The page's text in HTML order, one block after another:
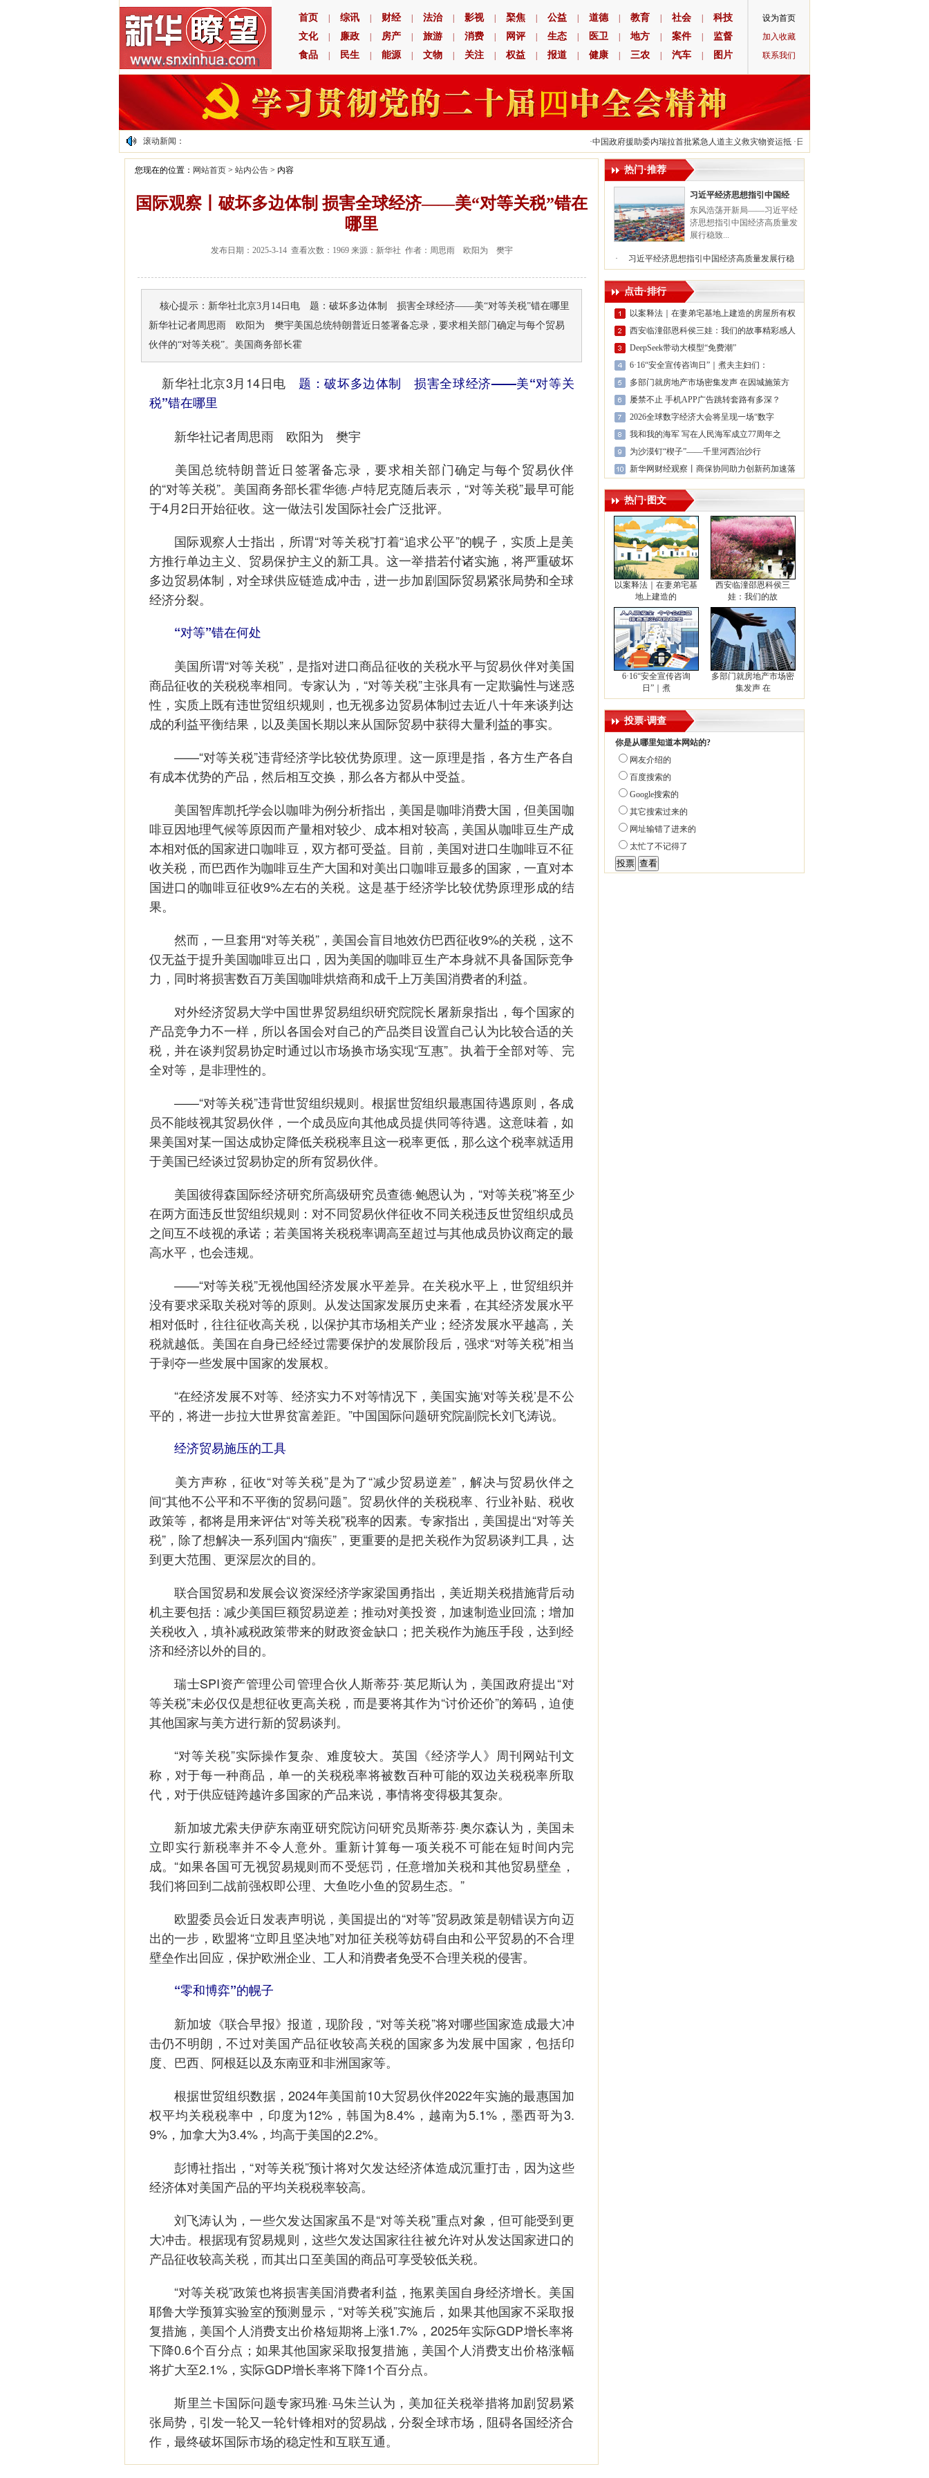
首页 综讯 财经 法治 影视 棸焦 公益 道德 教育 社会
科技
文化
廉政 房产 旅游 消费 网评 生态 医卫 地方 案件
监督
食品
民生 能源 文物 关注 权益 报道 健康 三农 汽车 图片
设为首页
加入收藏
联系我们
滚动新闻： 中国政府援助委内瑞拉首批紧急人道主义救灾物资运抵·日本启动第21次核污染水排海 预计排放量约
您现在的位置： 网站首页 > 站内公告 > 内容
国际观察丨破坏多边体制 损害全球经济——美“对等关税”错在
哪里
发布日期：2025-3-14 查看次数：1969 来源：新华社 作者：周思雨 欧阳为 樊宇
核心提示：新华社北京3月14日电 题：破坏多边体制 损害全球经济——美“对等关税”错在哪里
新华社记者周思雨 欧阳为 樊宇美国总统特朗普近日签署备忘录，要求相关部门确定与每个贸易
伙伴的“对等关税”。美国商务部长霍
新华社北京3月14日电 题：破坏多边体制 损害全球经济——美“对等关
税”错在哪里
新华社记者周思雨 欧阳为 樊宇
美国总统特朗普近日签署备忘录，要求相关部门确定与每个贸易伙伴
的“对等关税”。美国商务部长霍华德·卢特尼克随后表示，“对等关税”最早可能
于4月2日开始征收。这一做法引发国际社会广泛批评。
国际观察人士指出，所谓“对等关税”打着“追求公平”的幌子，实质上是美
方推行单边主义、贸易保护主义的新工具。这一举措若付诸实施，将严重破坏
多边贸易体制，对全球供应链造成冲击，进一步加剧国际贸易紧张局势和全球
经济分裂。
“对等”错在何处
美国所谓“对等关税”，是指对进口商品征收的关税水平与贸易伙伴对美国
商品征收的关税税率相同。专家认为，“对等关税”主张具有一定欺骗性与迷惑
性，实质上既有违世贸组织规则，也无视多边贸易体制过去近八十年来谈判达
成的利益平衡结果，以及美国长期以来从国际贸易中获得大量利益的事实。
——“对等关税”违背经济学比较优势原理。这一原理是指，各方生产各自
有成本优势的产品，然后相互交换，那么各方都从中受益。
美国智库凯托学会以咖啡为例分析指出，美国是咖啡消费大国，但美国咖
啡豆因地理气候等原因而产量相对较少、成本相对较高，美国从咖啡豆生产成
本相对低的国家进口咖啡豆，双方都可受益。目前，美国对进口生咖啡豆不征
收关税，而巴西作为咖啡豆生产大国和对美出口咖啡豆最多的国家，一直对本
国进口的咖啡豆征收9%左右的关税。这是基于经济学比较优势原理形成的结
果。
然而，一旦套用“对等关税”，美国会盲目地效仿巴西征收9%的关税，这不
仅无益于提升美国咖啡豆出口，因为美国的咖啡豆生产本身就不具备国际竞争
力，同时将损害数百万美国咖啡烘焙商和成千上万美国消费者的利益。
对外经济贸易大学中国世界贸易组织研究院院长屠新泉指出，每个国家的
产品竞争力不一样，所以各国会对自己的产品类目设置自己认为比较合适的关
税，并在谈判贸易协定时通过以市场换市场实现“互惠”。执着于全部对等、完
全对等，是非理性的。
——“对等关税”违背世贸组织规则。根据世贸组织最惠国待遇原则，各成
员不能歧视其贸易伙伴，一个成员应向其他成员提供同等待遇。这意味着，如
果美国对某一国达成协定降低关税税率且这一税率更低，那么这个税率就适用
于美国已经谈过贸易协定的所有贸易伙伴。
美国彼得森国际经济研究所高级研究员查德·鲍恩认为，“对等关税”将至少
在两方面违反世贸组织规则：对不同贸易伙伴征收不同关税违反世贸组织成员
之间互不歧视的承诺；若美国将关税税率调高至超过与其他成员协议商定的最
高水平，也会违规。
——“对等关税”无视他国经济发展水平差异。在关税水平上，世贸组织并
没有要求采取关税对等的原则。从发达国家发展历史来看，在其经济发展水平
相对低时，往往征收高关税，以保护其市场相关产业；经济发展水平越高，关
税就越低。美国在自身已经经过需要保护的发展阶段后，强求“对等关税”相当
于剥夺一些发展中国家的发展权。
“在经济发展不对等、经济实力不对等情况下，美国实施‘对等关税’是不公
平的，将进一步拉大世界贫富差距。”中国国际问题研究院副院长刘飞涛说。
经济贸易施压的工具
美方声称，征收“对等关税”是为了“减少贸易逆差”，解决与贸易伙伴之
间“其他不公平和不平衡的贸易问题”。贸易伙伴的关税税率、行业补贴、税收
政策等，都将是用来评估“对等关税”税率的因素。专家指出，美国提出“对等关
税”，除了想解决一系列国内“痼疾”，更重要的是把关税作为贸易谈判工具，达
到更大范围、更深层次的目的。
联合国贸易和发展会议资深经济学家梁国勇指出，美近期关税措施背后动
机主要包括：减少美国巨额贸易逆差；推动对美投资，加速制造业回流；增加
关税收入，填补减税政策带来的财政资金缺口；把关税作为施压手段，达到经
济和经济以外的目的。
瑞士SPI资产管理公司管理合伙人斯蒂芬·英尼斯认为，美国政府提出“对
等关税”未必仅仅是想征收更高关税，而是要将其作为“讨价还价”的筹码，迫使
其他国家与美方进行新的贸易谈判。
“对等关税”实际操作复杂、难度较大。英国《经济学人》周刊网站刊文
称，对于每一种商品，单一的关税税率将被数百种可能的双边关税税率所取
代，对于供应链跨越许多国家的产品来说，事情将变得极其复杂。
新加坡尤索夫伊萨东南亚研究院访问研究员斯蒂芬·奥尔森认为，美国未
立即实行新税率并不令人意外。重新计算每一项关税不可能在短时间内完
成。“如果各国可无视贸易规则而不受惩罚，任意增加关税和其他贸易壁垒，
我们将回到二战前强权即公理、大鱼吃小鱼的贸易生态。”
欧盟委员会近日发表声明说，美国提出的“对等”贸易政策是朝错误方向迈
出的一步，欧盟将“立即且坚决地”对加征关税等妨碍自由和公平贸易的不合理
壁垒作出回应，保护欧洲企业、工人和消费者免受不合理关税的侵害。
“零和博弈”的幌子
新加坡《联合早报》报道，现阶段，“对等关税”将对哪些国家造成最大冲
击仍不明朗，不过对美国产品征收较高关税的国家多为发展中国家，包括印
度、巴西、阿根廷以及东南亚和非洲国家等。
根据世贸组织数据，2024年美国前10大贸易伙伴2022年实施的最惠国加
权平均关税税率中，印度为12%，韩国为8.4%，越南为5.1%，墨西哥为3.
9%，加拿大为3.4%，均高于美国的2.2%。
彭博社指出，“对等关税”预计将对欠发达经济体造成沉重打击，因为这些
经济体对美国产品的平均关税税率较高。
刘飞涛认为，一些欠发达国家虽不是“对等关税”重点对象，但可能受到更
大冲击。根据现有贸易规则，这些欠发达国家往往被允许对从发达国家进口的
产品征收较高关税，而其出口至美国的商品可享受较低关税。
“对等关税”政策也将损害美国消费者利益，拖累美国自身经济增长。美国
耶鲁大学预算实验室的预测显示，“对等关税”实施后，如果其他国家不采取报
复措施，美国个人消费支出价格短期将上涨1.7%，2025年实际GDP增长率将
下降0.6个百分点；如果其他国家采取报复措施，美国个人消费支出价格涨幅
将扩大至2.1%，实际GDP增长率将下降1个百分点。
斯里兰卡国际问题专家玛雅·马朱兰认为，美加征关税举措将加剧贸易紧
张局势，引发一轮又一轮针锋相对的贸易战，分裂全球市场，阻碍各国经济合
作，最终破坏国际市场的稳定性和互联互通。
热门·推荐
习近平经济思想指引中国经
东风浩荡开新局——习近平经
济思想指引中国经济高质量发
展行稳致...
· 习近平经济思想指引中国经济高质量发展行稳
点击·排行
以案释法｜在妻弟宅基地上建造的房屋所有权
西安临潼邵恩科侯三娃：我们的故事精彩感人
DeepSeek带动大模型“免费潮”
6·16“安全宣传咨询日”｜煮夫主妇们：
多部门就房地产市场密集发声 在因城施策方
屡禁不止 手机APP广告跳转套路有多深？
2026全球数字经济大会将呈现一场“数字
我和我的海军 写在人民海军成立77周年之
为沙漠钉“楔子”——千里河西治沙行
新华网财经观察丨商保协同助力创新药加速落
热门·图文
以案释法｜在妻弟宅基
地上建造的
西安临潼邵恩科侯三
娃：我们的故
6·16“安全宣传咨询
日”｜煮
多部门就房地产市场密
集发声 在
投票·调查
你是从哪里知道本网站的?
网友介绍的
百度搜索的
Google搜索的
其它搜索过来的
网址输错了进来的
太忙了不记得了